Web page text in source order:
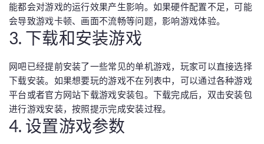
能都会对游戏的运行效果产生影响。如果硬件配置不足，可能
会导致游戏卡顿、画面不流畅等问题，影响游戏体验。
3. 下载和安装游戏
网吧已经提前安装了一些常见的单机游戏，玩家可以直接选择
下载安装。如果想要玩的游戏不在列表中，可以通过各种游戏
平台或者官方网站下载游戏安装包。下载完成后，双击安装包
进行游戏安装，按照提示完成安装过程。
4. 设置游戏参数